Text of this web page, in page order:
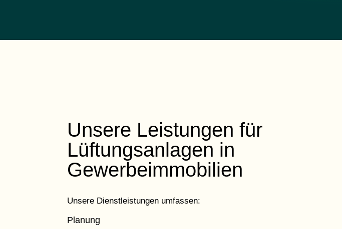
Unsere Leistungen für
Lüftungsanlagen in
Gewerbeimmobilien
Unsere Dienstleistungen umfassen:
Planung